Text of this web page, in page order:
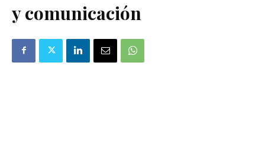
y comunicación